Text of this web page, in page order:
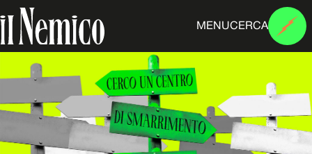
MENUCERCA